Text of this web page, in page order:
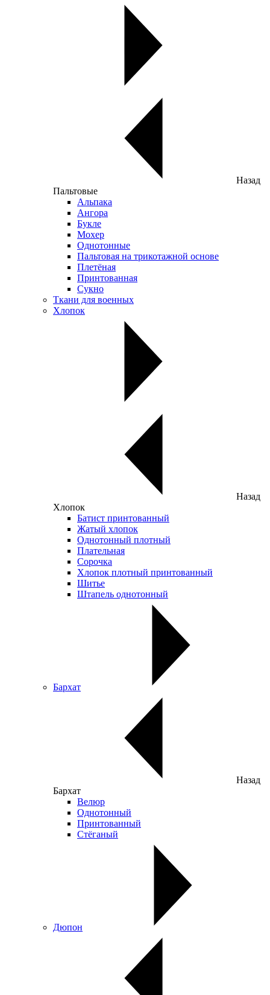
Назад
Пальтовые
Альпака
Ангора
Букле
Мохер
Однотонные
Пальтовая на трикотажной основе
Плетёная
Принтованная
Сукно
Ткани для военных
Хлопок
Назад
Хлопок
Батист принтованный
Жатый хлопок
Однотонный плотный
Плательная
Сорочка
Хлопок плотный принтованный
Шитье
Штапель однотонный
Бархат
Назад
Бархат
Велюр
Однотонный
Принтованный
Стёганый
Дюпон